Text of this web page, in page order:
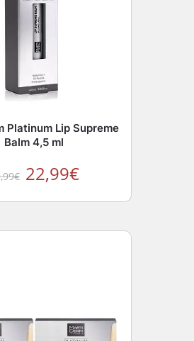
Platinum Lip Supreme
Balm 4,5 ml
€ 22,99€